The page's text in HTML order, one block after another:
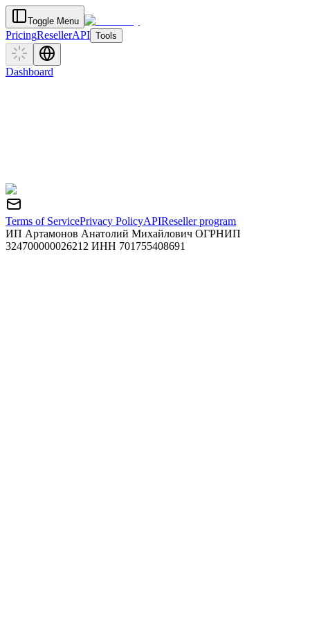
Toggle Menu
PricingResellerAPI Tools
Dashboard
Terms of ServicePrivacy PolicyAPIReseller program
ИП Артамонов Анатолий Михайлович ОГРНИП
324700000026212 ИНН 701755408691